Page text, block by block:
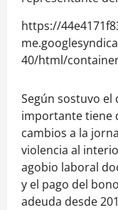
https://
40/html/
Según sostuvo
importante tiene
cambios a la
violencia al
agobio laboral
y el pago del
adeuda desde